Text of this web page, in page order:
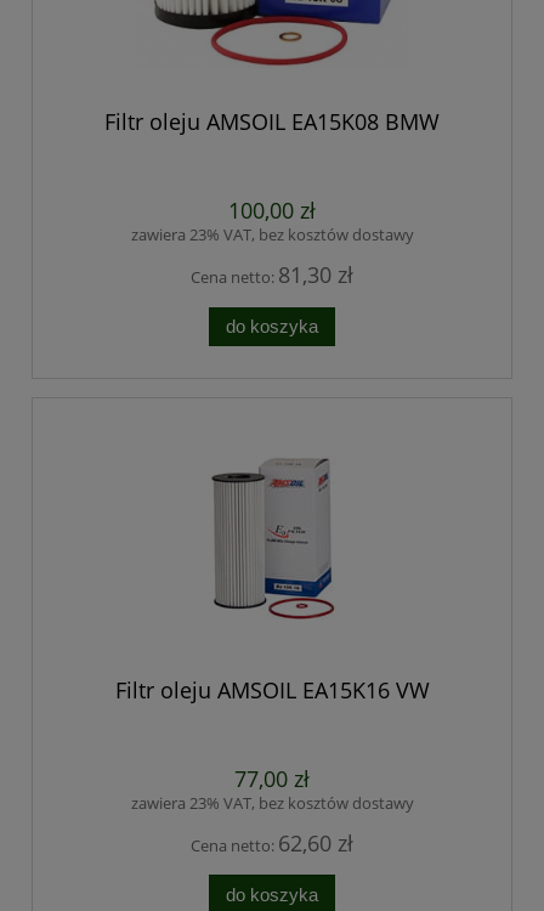
Filtr oleju AMSOIL EA15K08 BMW
100,00 zł
zawiera 23% VAT, bez kosztów dostawy
Cena netto: 81,30 zł
do koszyka
Filtr oleju AMSOIL EA15K16 VW
77,00 zł
zawiera 23% VAT, bez kosztów dostawy
Cena netto: 62,60 zł
do koszyka